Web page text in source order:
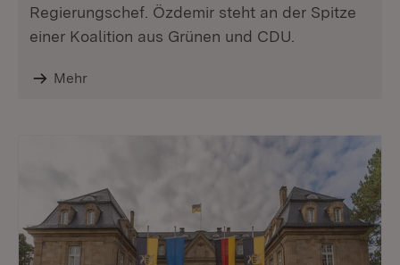
Regierungschef. Özdemir steht an der Spitze
einer Koalition aus Grünen und CDU.
Mehr